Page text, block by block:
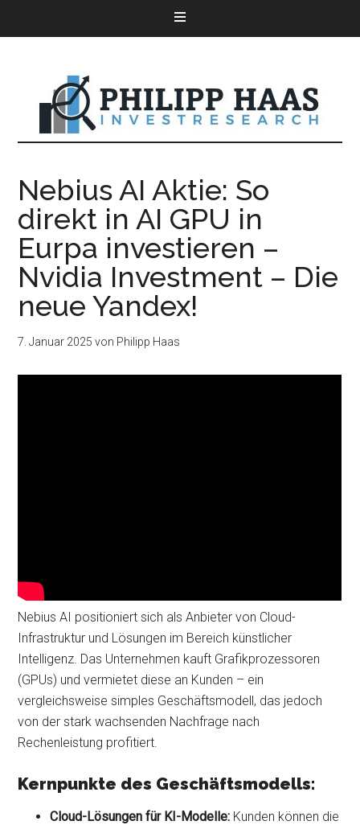
Nebius AI Aktie: So
direkt in AI GPU in
Eurpa investieren –
Nvidia Investment – Die
neue Yandex!
7. Januar 2025 von Philipp Haas
Nebius AI positioniert sich als Anbieter von Cloud-
Infrastruktur und Lösungen im Bereich künstlicher
Intelligenz. Das Unternehmen kauft Grafikprozessoren
(GPUs) und vermietet diese an Kunden – ein
vergleichsweise simples Geschäftsmodell, das jedoch
von der stark wachsenden Nachfrage nach
Rechenleistung profitiert.
Kernpunkte des Geschäftsmodells:
Cloud-Lösungen für KI-Modelle: Kunden können die